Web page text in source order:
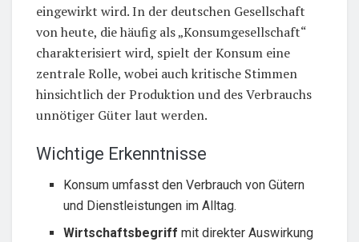
eingewirkt wird. In der deutschen Gesellschaft
von heute, die häufig als „Konsumgesellschaft“
charakterisiert wird, spielt der Konsum eine
zentrale Rolle, wobei auch kritische Stimmen
hinsichtlich der Produktion und des Verbrauchs
unnötiger Güter laut werden.
Wichtige Erkenntnisse
Konsum umfasst den Verbrauch von Gütern
und Dienstleistungen im Alltag.
Wirtschaftsbegriff mit direkter Auswirkung